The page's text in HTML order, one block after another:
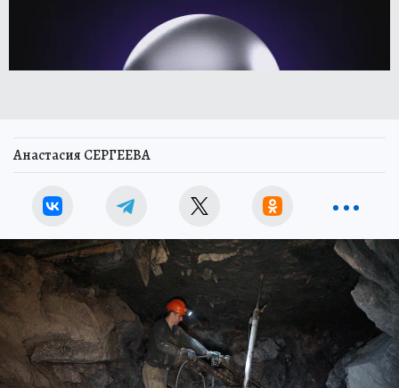
Анастасия СЕРГЕЕВА